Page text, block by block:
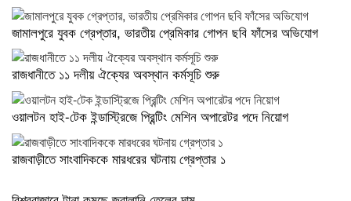
জামালপুরে যুবক গ্রেপ্তার, ভারতীয় প্রেমিকার গোপন ছবি ফাঁসের অভিযোগ
রাজধানীতে ১১ দলীয় ঐক্যের অবস্থান কর্মসূচি শুরু
ওয়ালটন হাই-টেক ইন্ডাস্ট্রিজে প্রিন্টিং মেশিন অপারেটর পদে নিয়োগ
রাজবাড়ীতে সাংবাদিককে মারধরের ঘটনায় গ্রেপ্তার ১